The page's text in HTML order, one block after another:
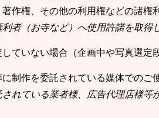
作権、その他の利用権などの諸権
者（お寺など）へ使用許諾を取得
ていない場合（企画中や写真選定
制作を委託されている媒体でのご
されている業者様、広告代理店様等